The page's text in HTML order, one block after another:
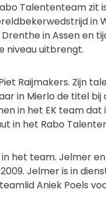
Talententeam zit
in
in Assen en
niveau uitbrengt.
Raijmakers. Zijn
in Mierlo de titel
in het EK team dat
in het Rabo
het team. Jelmer
Jelmer is in
Aniek Poels